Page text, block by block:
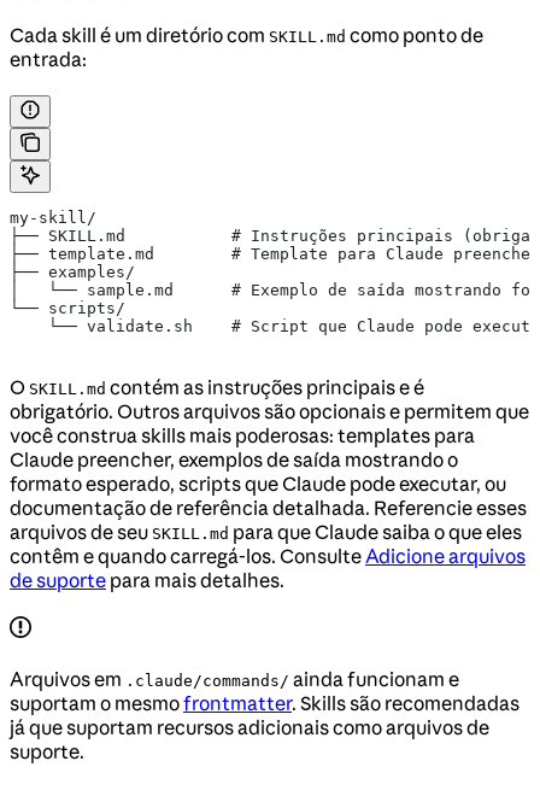
Cada skill é um diretório com SKILL.md como ponto de
entrada:
my-skill/
├── SKILL.md           # Instruções principais
├── template.md        # Template para Claude preencher
├── examples/
│   └── sample.md      # Exemplo de saída mostrando
└── scripts/
└── validate.sh    # Script que Claude pode
O SKILL.md contém as instruções principais e é
obrigatório. Outros arquivos são opcionais e permitem que
você construa skills mais poderosas: templates para
Claude preencher, exemplos de saída mostrando o
formato esperado, scripts que Claude pode executar, ou
documentação de referência detalhada. Referencie esses
arquivos de seu SKILL.md para que Claude saiba o que eles
contêm e quando carregá-los. Consulte Adicione arquivos
de suporte para mais detalhes.
Arquivos em .claude/commands/ ainda funcionam e
suportam o mesmofrontmatter. Skills são recomendadas
já que suportam recursos adicionais como arquivos de
suporte.